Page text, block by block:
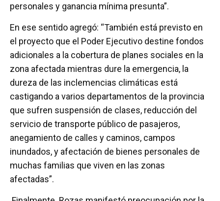
personales y ganancia mínima presunta”.
En ese sentido agregó: “También está previsto en
el proyecto que el Poder Ejecutivo destine fondos
adicionales a la cobertura de planes sociales en la
zona afectada mientras dure la emergencia, la
dureza de las inclemencias climáticas está
castigando a varios departamentos de la provincia
que sufren suspensión de clases, reducción del
servicio de transporte público de pasajeros,
anegamiento de calles y caminos, campos
inundados, y afectación de bienes personales de
muchas familias que viven en las zonas
afectadas”.